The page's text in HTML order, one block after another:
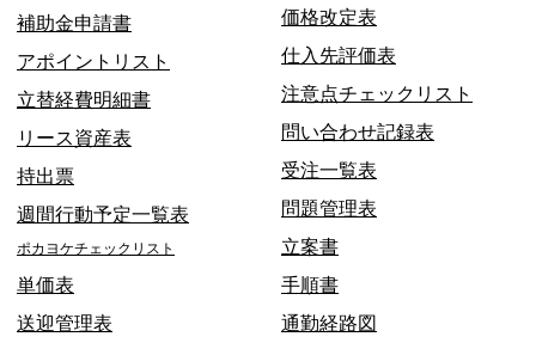
補助金申請書
アポイントリスト
立替経費明細書
リース資産表
持出票
週間行動予定一覧表
ポカヨケチェックリスト
単価表
送迎管理表
価格改定表
仕入先評価表
注意点チェックリスト
問い合わせ記録表
受注一覧表
問題管理表
立案書
手順書
通勤経路図